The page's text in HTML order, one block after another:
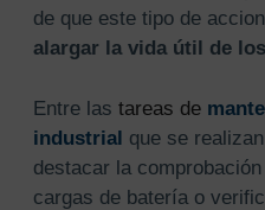
de que este tipo de
alargar la vida útil de
Entre las tareas de
industrial que se
destacar la
cargas de batería o